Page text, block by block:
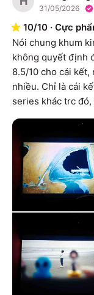
31/05/2026
10/10 · Cực
Nói chung khum
không quyết định
8.5/10 cho cái
nhiều. Chỉ là cái
series khác trc